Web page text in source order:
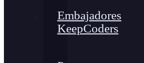
Embajadores
KeepCoders